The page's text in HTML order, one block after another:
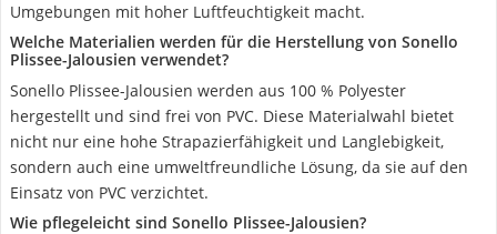
Umgebungen mit hoher Luftfeuchtigkeit macht.
Welche Materialien werden für die Herstellung von Sonello
Plissee-Jalousien verwendet?
Sonello Plissee-Jalousien werden aus 100 % Polyester
hergestellt und sind frei von PVC. Diese Materialwahl bietet
nicht nur eine hohe Strapazierfähigkeit und Langlebigkeit,
sondern auch eine umweltfreundliche Lösung, da sie auf den
Einsatz von PVC verzichtet.
Wie pflegeleicht sind Sonello Plissee-Jalousien?